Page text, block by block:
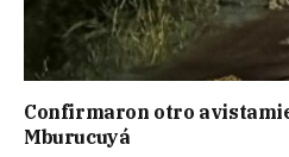
Confirmaron otro
Mburucuyá